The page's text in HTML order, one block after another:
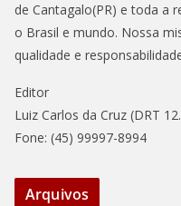
de Cantagalo(PR) e toda a
o Brasil e mundo. Nossa
qualidade e
Editor
Luiz Carlos da Cruz (DRT
Fone: (45) 99997-8994
Arquivos